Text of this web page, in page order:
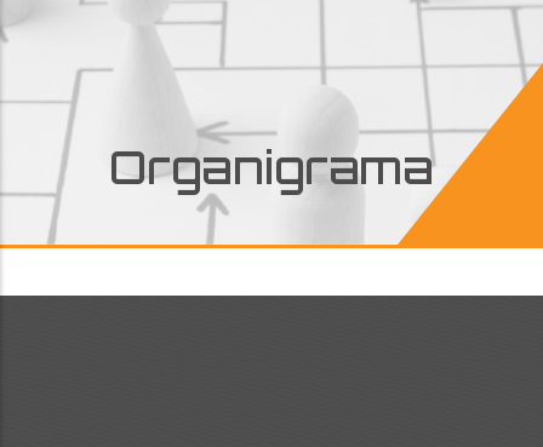
Organigrama